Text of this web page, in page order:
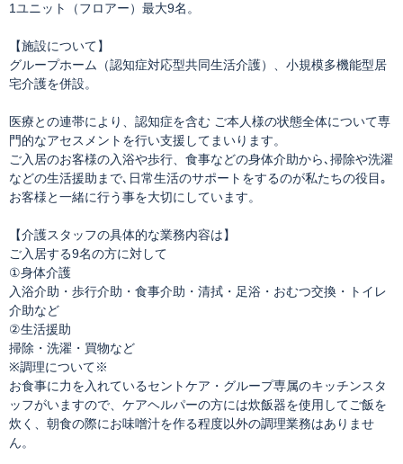
1ユニット（フロアー）最大9名。
【施設について】
グループホーム（認知症対応型共同生活介護）、小規模多機能型居
宅介護を併設。
医療との連帯により、認知症を含む ご本人様の状態全体について専
門的なアセスメントを行い支援してまいります。
ご入居のお客様の入浴や歩行、食事などの身体介助から､掃除や洗濯
などの生活援助まで､日常生活のサポートをするのが私たちの役目｡
お客様と一緒に行う事を大切にしています。
【介護スタッフの具体的な業務内容は】
ご入居する9名の方に対して
①身体介護
入浴介助・歩行介助・食事介助・清拭・足浴・おむつ交換・トイレ
介助など
②生活援助
掃除・洗濯・買物など
※調理について※
お食事に力を入れているセントケア・グループ専属のキッチンスタ
ッフがいますので、ケアヘルパーの方には炊飯器を使用してご飯を
炊く、朝食の際にお味噌汁を作る程度以外の調理業務はありませ
ん。